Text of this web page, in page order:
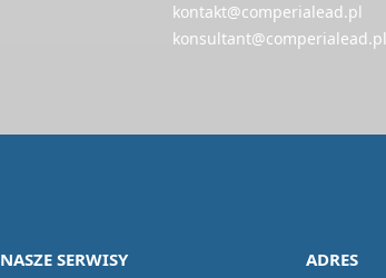
kontakt@comperialead.pl
konsultant@comperialead.pl
NASZE SERWISY ADRES